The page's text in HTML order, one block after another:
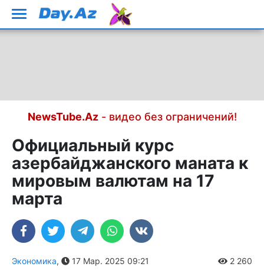
NewsTube.Az- видео без ограничений!
Официальный курс
азербайджанского маната к
мировым валютам на 17
марта
Экономика, 17 Мар. 2025 09:21 2 260